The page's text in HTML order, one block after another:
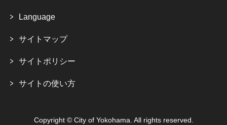
Language
サイトマップ
サイトポリシー
サイトの使い方
Copyright © City of Yokohama. All rights reserved.